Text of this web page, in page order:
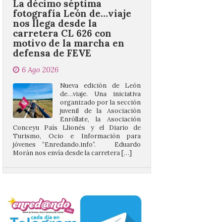
motivo de la marcha en
defensa de FEVE
6 Ago 2026
Nueva edición de León
Enróllate, la Asociación
Conceyu País Llionés y el Diario de
Turismo, Ocio e Información para
jóvenes “Enredando.info”. Eduardo
Morán nos envía desde la carretera […]
Camarzius fest: frente al
macroevento, un festival
Los días 7, 8 y 9 de agosto
de 2026, Camarzana de